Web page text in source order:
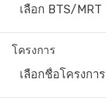
เลือก BTS/MRT
โครงการ
เลือกชื่อโครงการ